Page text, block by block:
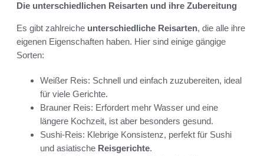
Die unterschiedlichen Reisarten und ihre Zubereitung
Es gibt zahlreiche unterschiedliche Reisarten, die alle ihre
eigenen Eigenschaften haben. Hier sind einige gängige
Sorten:
Weißer Reis: Schnell und einfach zuzubereiten, ideal
für viele Gerichte.
Brauner Reis: Erfordert mehr Wasser und eine
längere Kochzeit, ist aber besonders gesund.
Sushi-Reis: Klebrige Konsistenz, perfekt für Sushi
und asiatische Reisgerichte.